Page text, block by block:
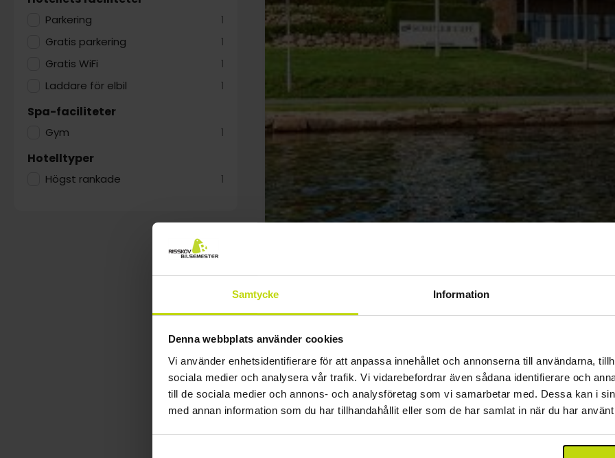
Samtycke Information
Denna webbplats använder cookies
Vi använder enhetsidentifierare för att anpassa innehållet och annonserna till användarna,
sociala medier och analysera vår trafik. Vi vidarebefordrar även sådana identifierare och
till de sociala medier och annons- och analysföretag som vi samarbetar med. Dessa kan i
med annan information som du har tillhandahållit eller som de har samlat in när du har
Parkering 1
Gratis parkering 1
Gratis WiFi 1
Laddare för elbil 1
Spa-faciliteter
Gym 1
Hotelltyper
Högst rankade 1